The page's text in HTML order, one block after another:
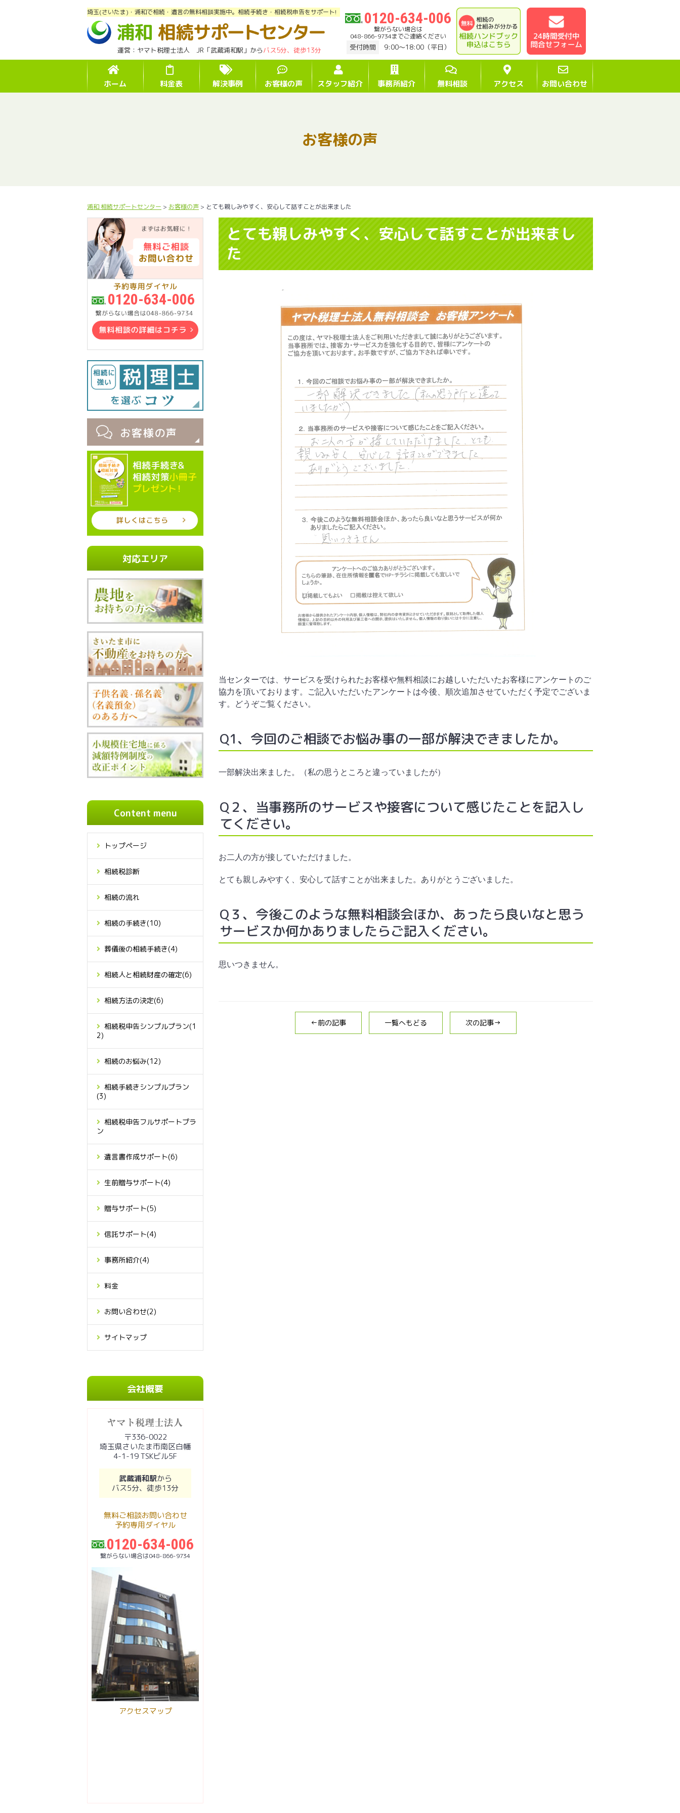
埼玉(さいたま)・浦和で相続・遺言の無料相談実施中。相続手続き・相続税申告をサポート!
運営：ヤマト税理士法人 JR「武蔵浦和駅」からバス5分、徒歩13分
0120-634-006
繋がらない場合は
048-866-9734までご連絡ください
受付時間 9:00～18:00（平日）
ホーム 料金表 解決事例 お客様の声 スタッフ紹介 事務所紹介 無料相談 アクセス お問い合わせ
お客様の声
浦和 相続サポートセンター > お客様の声 > とても親しみやすく、安心して話すことが出来ました
とても親しみやすく、安心して話すことが出来まし
た
当センターでは、サービスを受けられたお客様や無料相談にお越しいただいたお客様にアンケートのご
協力を頂いております。ご記入いただいたアンケートは今後、順次追加させていただく予定でございま
す。どうぞご覧ください。
Q1、今回のご相談でお悩み事の一部が解決できましたか。
一部解決出来ました。（私の思うところと違っていましたが）
Q２、当事務所のサービスや接客について感じたことを記入し
てください。
お二人の方が接していただけました。
とても親しみやすく、安心して話すことが出来ました。ありがとうございました。
Q３、今後このような無料相談会ほか、あったら良いなと思う
サービスか何かありましたらご記入ください。
思いつきません。
←前の記事 一覧へもどる 次の記事→
0120-634-006
対応エリア
Content menu
トップページ
相続税診断
相続の流れ
相続の手続き(10)
葬儀後の相続手続き(4)
相続人と相続財産の確定(6)
相続方法の決定(6)
相続税申告シンプルプラン(1
2)
相続のお悩み(12)
相続手続きシンプルプラン
(3)
相続税申告フルサポートプラ
ン
遺言書作成サポート(6)
生前贈与サポート(4)
贈与サポート(5)
信託サポート(4)
事務所紹介(4)
料金
お問い合わせ(2)
サイトマップ
会社概要
〒336-0022
埼玉県さいたま市南区白幡
4-1-19 TSKビル5F
武蔵浦和駅から
バス5分、徒歩13分
無料ご相談お問い合わせ
予約専用ダイヤル
0120-634-006
繋がらない場合は048-866-9734
アクセスマップ